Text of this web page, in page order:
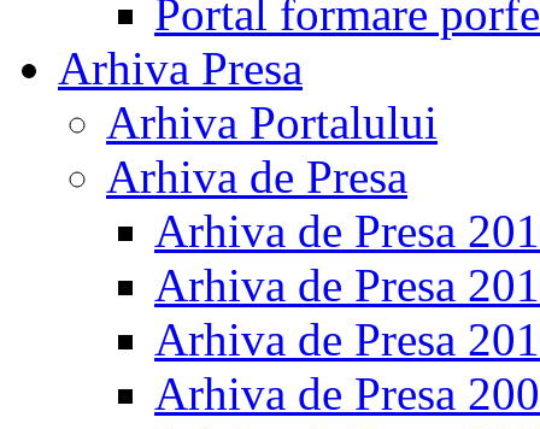
Portal formare
Arhiva Presa
Arhiva Portalului
Arhiva de Presa
Arhiva de Presa
Arhiva de Presa
Arhiva de Presa
Arhiva de Presa